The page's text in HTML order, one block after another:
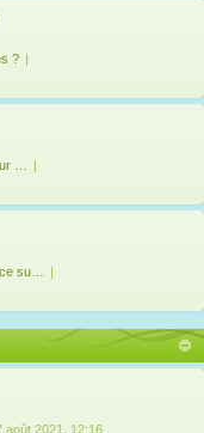
?
…
su…
août 2021, 12:16